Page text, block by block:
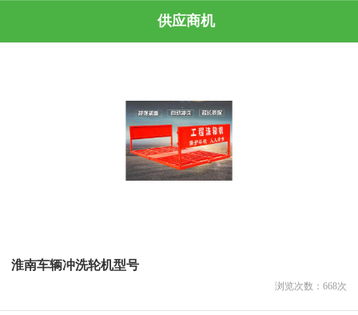
供应商机
淮南车辆冲洗轮机型号
浏览次数： 668次